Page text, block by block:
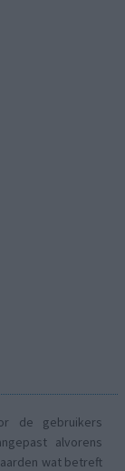
de gebruikers
alvorens
wat betreft